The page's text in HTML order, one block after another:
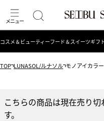
コスメ＆ビューティーフード＆スイーツギフ
TOP LUNASOL/ルナソル モノアイカラ
こちらの商品は現在売り
す。